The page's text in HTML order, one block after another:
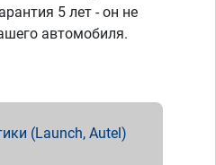
5 лет - он не
автомобиля.
(Launch, Autel)